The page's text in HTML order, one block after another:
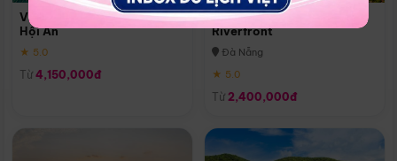
Vinpearl Resort & Golf Nam
Hội An
★ 5.0
Từ 4,150,000đ
Melia Vinpearl Danang
Riverfront
Đà Nẵng
★ 5.0
Từ 2,400,000đ